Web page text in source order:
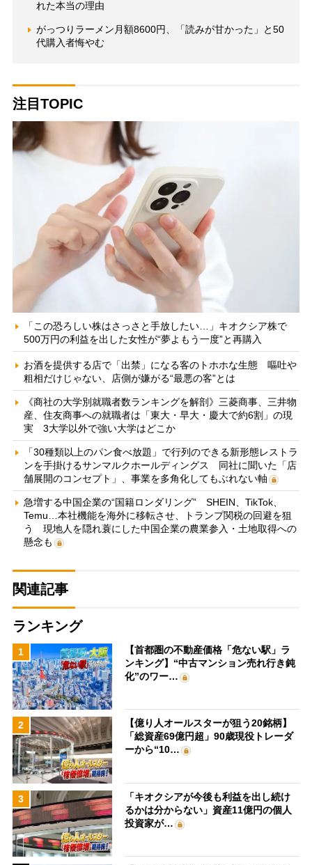
れた本当の理由
がっつりラーメン月額8600円、「読みが甘かった」と50
代購入者悔やむ
注目TOPIC
「この恐ろしい株はさっさと手放したい…」キオクシア株で
500万円の利益を出した女性が“夢よもう一度”と再購入
お酒を提供する店で「出禁」になる客のトホホな生態 嘔吐や
粗相だけじゃない、店側が嫌がる“最悪の客”とは
《商社の大学別就職者数ランキングを解剖》三菱商事、三井物
産、住友商事への就職者は「東大・早大・慶大で約6割」の現
実 3大学以外で強い大学はどこか
「30種類以上のパン食べ放題」で行列のできる新形態レストラ
ンを手掛けるサンマルクホールディングス 同社に聞いた「店
舗展開のコンセプト」、事業を多角化してもぶれない軸
急増する中国企業の“国籍ロンダリング” SHEIN、TikTok、
Temu…本社機能を海外に移転させ、トランプ関税の回避を狙
う 現地人を隠れ蓑にした中国企業の農業参入・土地取得への
懸念も
関連記事
ランキング
1
【首都圏の不動産価格「危ない駅」ラ
ンキング】“中古マンション売れ行き鈍
化”のワー…
2
【億り人オールスターが狙う20銘柄】
「総資産69億円超」90歳現役トレーダ
ーから“10…
3
「キオクシアが今後も利益を出し続け
るかは分からない」資産11億円の個人
投資家が…